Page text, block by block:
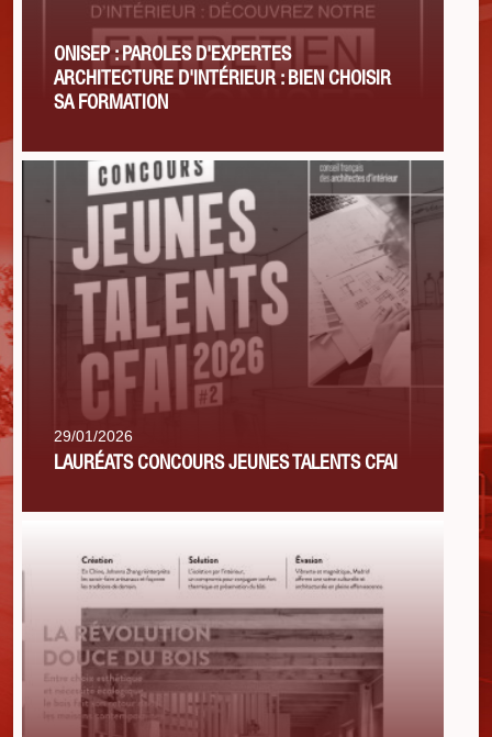
ONISEP : PAROLES D'EXPERTES
ARCHITECTURE D'INTÉRIEUR : BIEN CHOISIR
SA FORMATION
29/01/2026
LAURÉATS CONCOURS JEUNES TALENTS CFAI